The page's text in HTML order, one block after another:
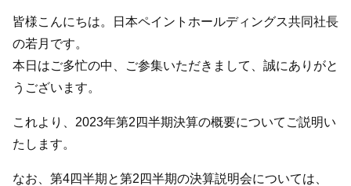
皆様こんにちは。日本ペイントホールディングス共同社長
の若月です。
本日はご多忙の中、ご参集いただきまして、誠にありがと
うございます。
これより、2023年第2四半期決算の概要についてご説明い
たします。
なお、第4四半期と第2四半期の決算説明会については、